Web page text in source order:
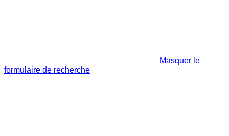
Masquer le
formulaire de recherche